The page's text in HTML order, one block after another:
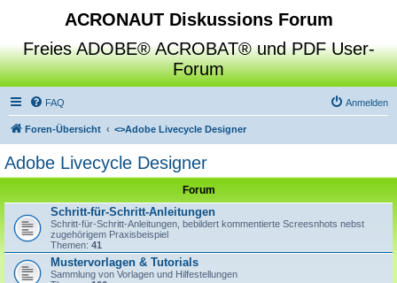
ACRONAUT Diskussions Forum
Freies ADOBE® ACROBAT® und PDF User-
Forum
FAQ Anmelden
Foren-Übersicht <>Adobe Livecycle Designer
Adobe Livecycle Designer
Forum
Schritt-für-Schritt-Anleitungen
Schritt-für-Schritt-Anleitungen, bebildert kommentierte Screesnhots nebst
zugehörigem Praxisbeispiel
Themen: 41
Mustervorlagen & Tutorials
Sammlung von Vorlagen und Hilfestellungen